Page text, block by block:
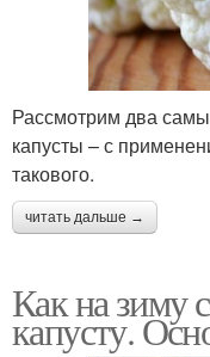
Рассмотрим два
капусты – с
такового.
читать дальше →
Как на зиму
капусту.